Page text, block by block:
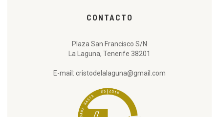
CONTACTO
Plaza San Francisco S/N
La Laguna, Tenerife 38201
E-mail: cristodelalaguna@gmail.com